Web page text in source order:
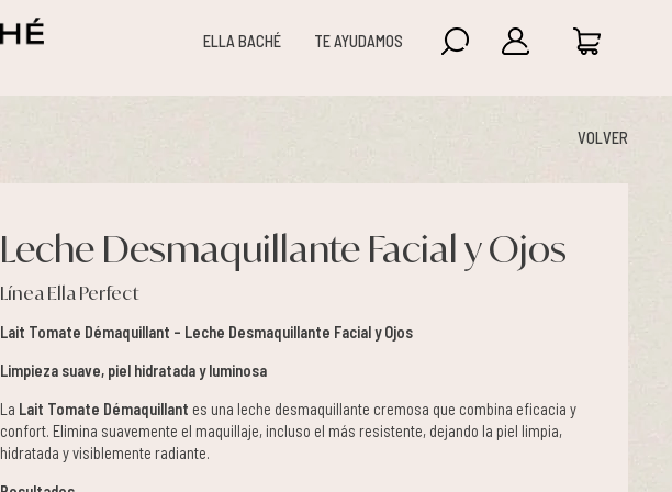
ELLA BACHÉ TE AYUDAMOS
VOLVER
Leche Desmaquillante Facial y Ojos
Línea Ella Perfect
Lait Tomate Démaquillant – Leche Desmaquillante Facial y Ojos
Limpieza suave, piel hidratada y luminosa
La Lait Tomate Démaquillant es una leche desmaquillante cremosa que combina eficacia y
confort. Elimina suavemente el maquillaje, incluso el más resistente, dejando la piel limpia,
hidratada y visiblemente radiante.